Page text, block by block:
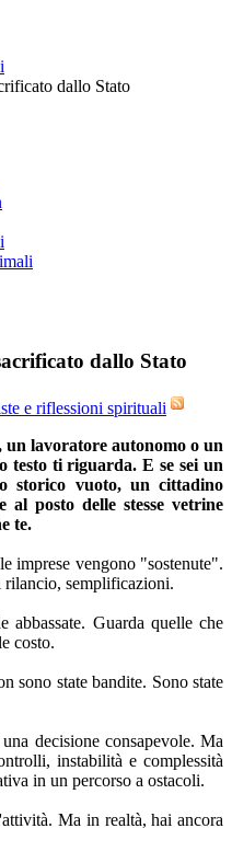
dallo Stato
dallo Stato
e riflessioni spirituali
un lavoratore autonomo o un
testo ti riguarda. E se sei un
storico vuoto, un cittadino
al posto delle stesse vetrine
te.
imprese vengono "sostenute".
semplificazioni.
abbassate. Guarda quelle che
costo.
sono state bandite. Sono state
decisione consapevole. Ma
instabilità e complessità
in un percorso a ostacoli.
Ma in realtà, hai ancora